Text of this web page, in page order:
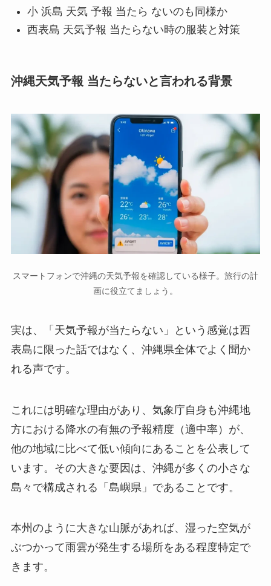
小 浜島 天気 予報 当たら ないのも同様か
西表島 天気予報 当たらない時の服装と対策
沖縄天気予報 当たらないと言われる背景
スマートフォンで沖縄の天気予報を確認している様子。旅行の計
画に役立てましょう。
実は、「天気予報が当たらない」という感覚は西
表島に限った話ではなく、沖縄県全体でよく聞か
れる声です。
これには明確な理由があり、気象庁自身も沖縄地
方における降水の有無の予報精度（適中率）が、
他の地域に比べて低い傾向にあることを公表して
います。その大きな要因は、沖縄が多くの小さな
島々で構成される「島嶼県」であることです。
本州のように大きな山脈があれば、湿った空気が
ぶつかって雨雲が発生する場所をある程度特定で
きます。